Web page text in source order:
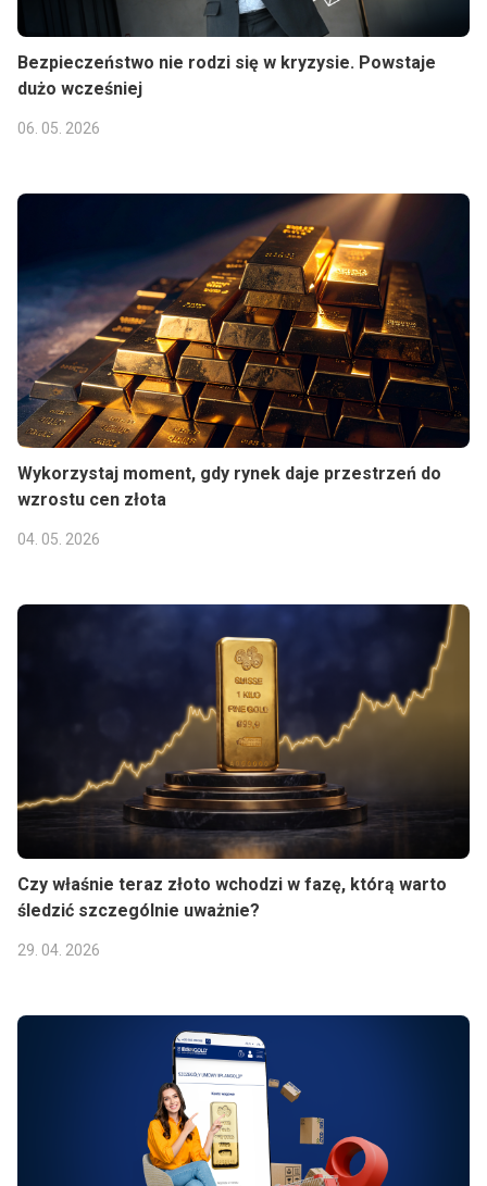
Bezpieczeństwo nie rodzi się w kryzysie. Powstaje
dużo wcześniej
06. 05. 2026
Wykorzystaj moment, gdy rynek daje przestrzeń do
wzrostu cen złota
04. 05. 2026
Czy właśnie teraz złoto wchodzi w fazę, którą warto
śledzić szczególnie uważnie?
29. 04. 2026